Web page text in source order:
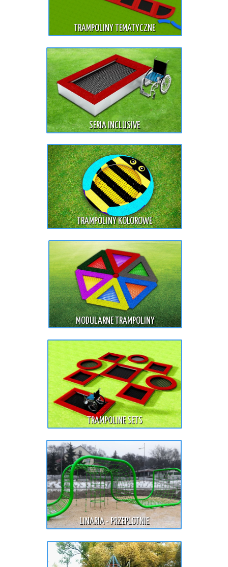
TRAMPOLINY KOLOROWE
TRAMPOLINE SETS
LINARIA - PRZEPLOTNIE
TRAMPOLINY TEMATYCZNE
MODULARNE TRAMPOLINY
SERIA INCLUSIVE